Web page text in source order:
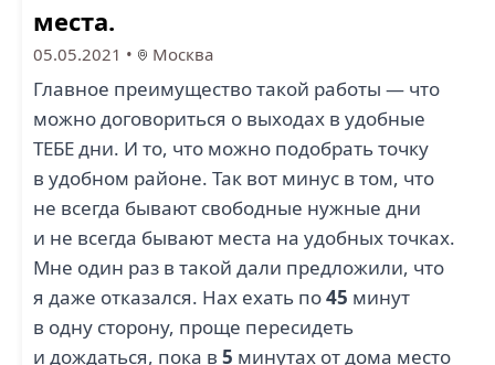
места.
05.05.2021 • Москва
Главное преимущество такой работы — что
можно договориться о выходах в удобные
ТЕБЕ дни. И то, что можно подобрать точку
в удобном районе. Так вот минус в том, что
не всегда бывают свободные нужные дни
и не всегда бывают места на удобных точках.
Мне один раз в такой дали предложили, что
я даже отказался. Нах ехать по45 минут
в одну сторону, проще пересидеть
и дождаться, пока в 5 минутах от дома место